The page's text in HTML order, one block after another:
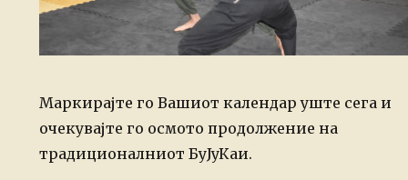
Маркирајте го Вашиот календар уште сега и
очекувајте го осмото продолжение на
традиционалниот БуЈуКаи.